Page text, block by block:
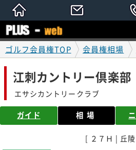
ゴルフ会員権TOP 会員権相場
江刺カントリー倶楽部
エサシカントリークラブ
ガイド 相場
[ ２７Ｈ | 丘